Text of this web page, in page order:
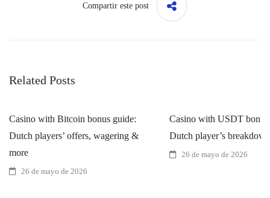
Compartir este post
Related Posts
Casino with Bitcoin bonus guide:
Dutch players’ offers, wagering &
more
26 de mayo de 2026
Casino with USDT
Dutch player’s breakdown
26 de mayo de 2026